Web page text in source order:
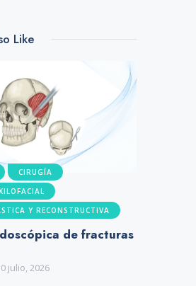
Like
CIRUGÍA
Y RECONSTRUCTIVA
de fracturas
julio, 2026